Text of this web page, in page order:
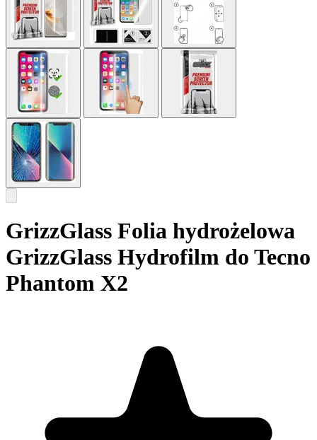
GrizzGlass Folia hydrożelowa
GrizzGlass Hydrofilm do Tecno
Phantom X2